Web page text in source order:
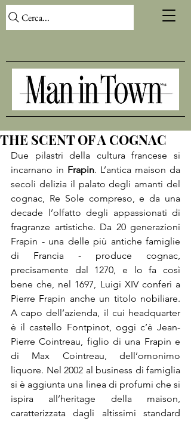
Cerca...
THE SCENT OF A COGNAC
Due pilastri della cultura francese si
incarnano in Frapin. L’antica maison da
secoli delizia il palato degli amanti del
cognac, Re Sole compreso, e da una
decade l’olfatto degli appassionati di
fragranze artistiche. Da 20 generazioni
Frapin - una delle più antiche famiglie
di Francia - produce cognac,
precisamente dal 1270, e lo fa così
bene che, nel 1697, Luigi XIV conferì a
Pierre Frapin anche un titolo nobiliare.
A capo dell’azienda, il cui headquarter
è il castello Fontpinot, oggi c’è Jean-
Pierre Cointreau, figlio di una Frapin e
di Max Cointreau, dell’omonimo
liquore. Nel 2002 al business di famiglia
si è aggiunta una linea di profumi che si
ispira all’heritage della maison,
caratterizzata dagli altissimi standard